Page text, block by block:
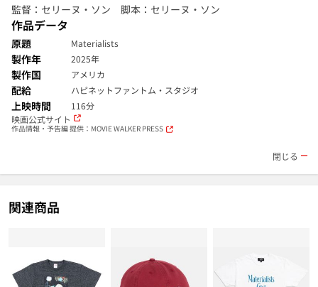
監督：セリーヌ・ソン 脚本：セリーヌ・ソン
作品データ
原題 Materialists
製作年 2025年
製作国 アメリカ
配給 ハピネットファントム・スタジオ
上映時間
116分
映画公式サイト
作品情報・予告編 提供：MOVIE WALKER PRESS
閉じる
関連商品